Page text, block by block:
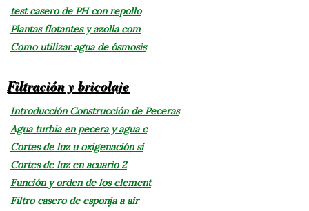
test casero de PH con repollo
Plantas flotantes y azolla com
Como utilizar agua de ósmosis
Filtración y bricolaje
Introducción Construcción de Peceras
Agua turbia en pecera y agua c
Cortes de luz u oxigenación si
Cortes de luz en acuario 2
Función y orden de los element
Filtro casero de esponja a air